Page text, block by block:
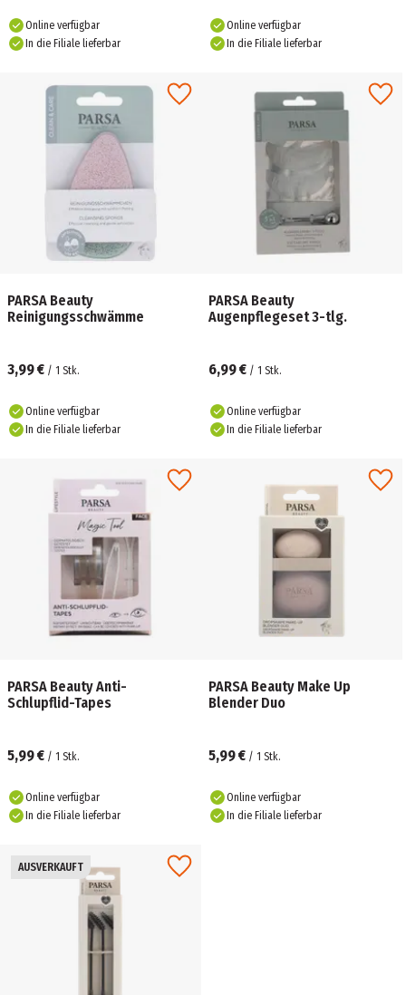
Online verfügbar
In die Filiale lieferbar
Online verfügbar
In die Filiale lieferbar
PARSA Beauty
Reinigungsschwämme
3,99 € / 1 Stk.
Online verfügbar
In die Filiale lieferbar
PARSA Beauty
Augenpflegeset 3-tlg.
6,99 € / 1 Stk.
Online verfügbar
In die Filiale lieferbar
PARSA Beauty Anti-
Schlupflid-Tapes
5,99 € / 1 Stk.
Online verfügbar
In die Filiale lieferbar
PARSA Beauty Make Up
Blender Duo
5,99 € / 1 Stk.
Online verfügbar
In die Filiale lieferbar
AUSVERKAUFT